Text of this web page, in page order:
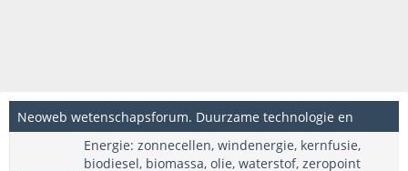
Neoweb wetenschapsforum. Duurzame technologie en
innovatieve wetenschappelijke onderwerpen.
Energie: zonnecellen, windenergie, kernfusie,
biodiesel, biomassa, olie, waterstof, zeropoint